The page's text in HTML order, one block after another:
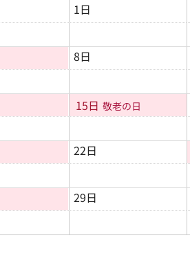
1日
8日
15日 敬老の日
22日
29日